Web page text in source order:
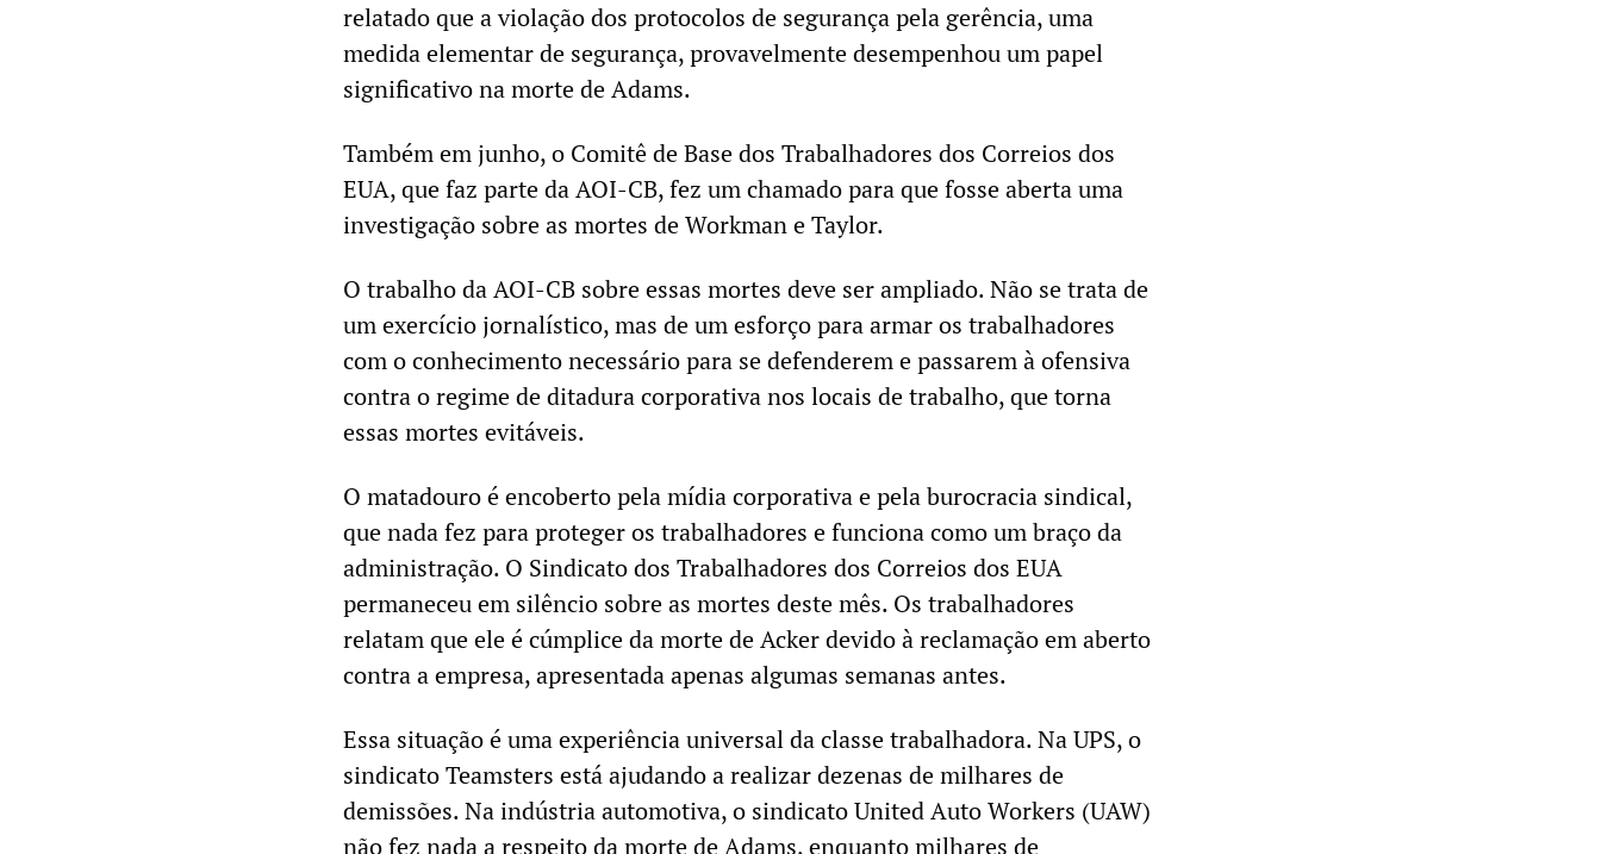
relatado que a violação dos protocolos de segurança pela gerência, uma
medida elementar de segurança, provavelmente desempenhou um papel
significativo na morte de Adams.
Também em junho, o Comitê de Base dos Trabalhadores dos Correios dos
EUA, que faz parte da AOI-CB, fez um chamado para que fosse aberta uma
investigação sobre as mortes de Workman e Taylor.
O trabalho da AOI-CB sobre essas mortes deve ser ampliado. Não se trata de
um exercício jornalístico, mas de um esforço para armar os trabalhadores
com o conhecimento necessário para se defenderem e passarem à ofensiva
contra o regime de ditadura corporativa nos locais de trabalho, que torna
essas mortes evitáveis.
O matadouro é encoberto pela mídia corporativa e pela burocracia sindical,
que nada fez para proteger os trabalhadores e funciona como um braço da
administração. O Sindicato dos Trabalhadores dos Correios dos EUA
permaneceu em silêncio sobre as mortes deste mês. Os trabalhadores
relatam que ele é cúmplice da morte de Acker devido à reclamação em aberto
contra a empresa, apresentada apenas algumas semanas antes.
Essa situação é uma experiência universal da classe trabalhadora. Na UPS, o
sindicato Teamsters está ajudando a realizar dezenas de milhares de
demissões. Na indústria automotiva, o sindicato United Auto Workers (UAW)
não fez nada a respeito da morte de Adams, enquanto milhares de